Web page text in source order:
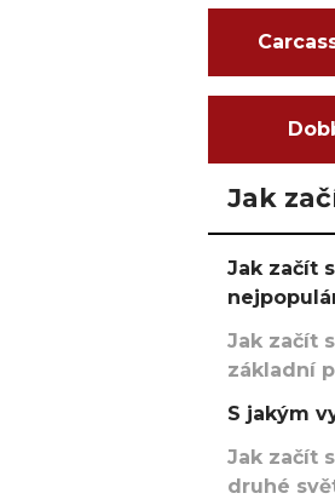
Jak
Jak začít
Jak začít
základní
S jakým
Jak začít
druhé